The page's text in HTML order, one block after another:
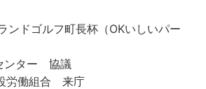
ドゴルフ町長杯（OKいしいパー
ンター 協議
労働組合 来庁